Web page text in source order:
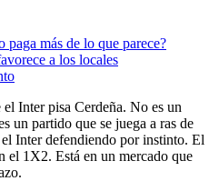
paga más de lo que parece?
a los locales
Inter pisa Cerdeña. No es un
un partido que se juega a ras de
Inter defendiendo por instinto. El
el 1X2. Está en un mercado que